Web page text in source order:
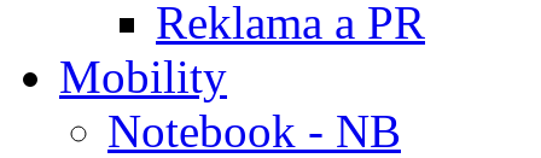
Reklama a PR
Mobility
Notebook - NB